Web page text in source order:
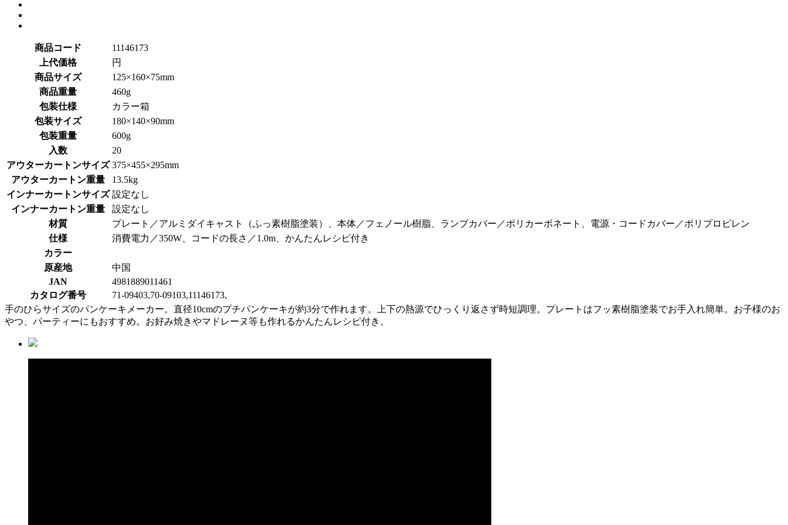
商品コード
11146173
上代価格
円
商品サイズ
125×160×75mm
商品重量
460g
包装仕様
カラー箱
包装サイズ
180×140×90mm
包装重量
600g
入数
20
アウターカートンサイズ 375×455×295mm
アウターカートン重量
13.5kg
インナーカートンサイズ 設定なし
インナーカートン重量
設定なし
材質
プレート／アルミダイキャスト（ふっ素樹脂塗装）、本体／フェノール樹脂、ランプカバー／ポリカーボネート、電源・コードカバー／ポリプロピレン
仕様
消費電力／350W、コードの長さ／1.0m、かんたんレシピ付き
カラー
原産地
中国
JAN
4981889011461
カタログ番号
71-09403,70-09103,11146173,
手のひらサイズのパンケーキメーカー。直径10cmのプチパンケーキが約3分で作れます。上下の熱源でひっくり返さず時短調理。プレートはフッ素樹脂塗装でお手入れ簡単。お子様のお
やつ、パーティーにもおすすめ。お好み焼きやマドレーヌ等も作れるかんたんレシピ付き。